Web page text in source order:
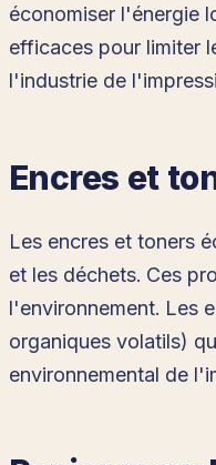
économiser l'énergie
efficaces pour limiter
l'industrie de
Encres et
Les encres et toners
et les déchets. Ces
l'environnement. Les
organiques volatils)
environnemental de